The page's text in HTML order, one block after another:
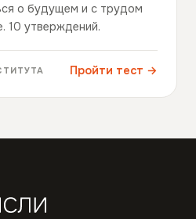
о будущем и с трудом
10 утверждений.
Пройти тест →